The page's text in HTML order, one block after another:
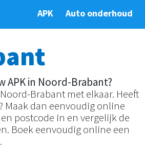
APK Auto onderhoud
APK in Noord-Brabant?
Brabant met elkaar. Heeft
Maak dan eenvoudig online
postcode in en vergelijk de
Boek eenvoudig online een